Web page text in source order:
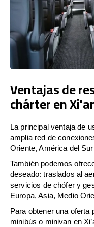
Ventajas de
chárter en
La principal ventaja de
amplia red de
Oriente, América del
También podemos
deseado: traslados al
servicios de chófer y
Europa, Asia, Medio
Para obtener una oferta
minibús o minivan en